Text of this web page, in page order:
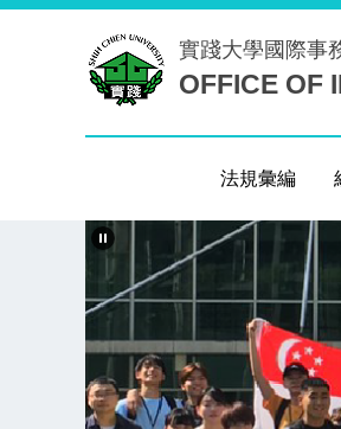
實踐大學 國際事
OFFICE OF
法規彙編